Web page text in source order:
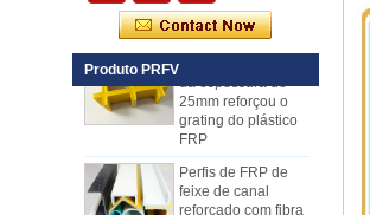
Produto PRFV
A fibra de vidro
côncava amarela
da espessura de
grating do plástico
FRP
Perfis de FRP de
feixe de canal
reforçado com fibra
de vidro com fibra